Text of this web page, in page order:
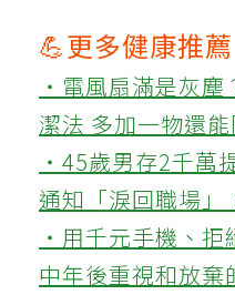
💪更多健康推薦
‧電風扇滿是灰塵
潔法 多加一物還
‧45歲男存2千萬
通知「淚回職場」
‧用千元手機、拒
中年後重視和放棄